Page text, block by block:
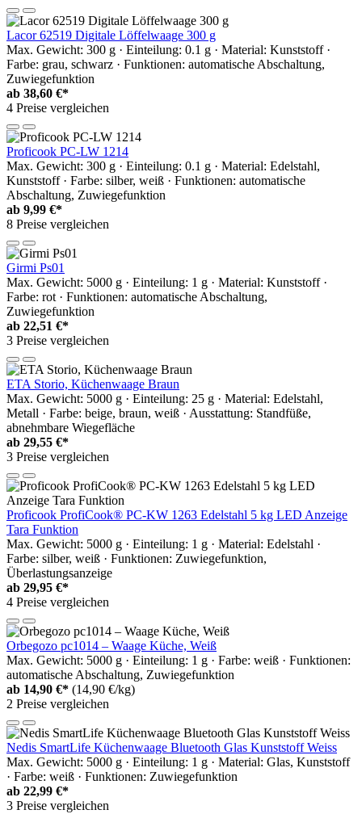
Lacor 62519 Digitale Löffelwaage 300 g
Max. Gewicht: 300 g · Einteilung: 0.1 g · Material: Kunststoff ·
Farbe: grau, schwarz · Funktionen: automatische Abschaltung,
Zuwiegefunktion
ab 38,60 €*
4 Preise vergleichen
Proficook PC-LW 1214
Max. Gewicht: 300 g · Einteilung: 0.1 g · Material: Edelstahl,
Kunststoff · Farbe: silber, weiß · Funktionen: automatische
Abschaltung, Zuwiegefunktion
ab 9,99 €*
8 Preise vergleichen
Girmi Ps01
Max. Gewicht: 5000 g · Einteilung: 1 g · Material: Kunststoff ·
Farbe: rot · Funktionen: automatische Abschaltung,
Zuwiegefunktion
ab 22,51 €*
3 Preise vergleichen
ETA Storio, Küchenwaage Braun
Max. Gewicht: 5000 g · Einteilung: 25 g · Material: Edelstahl,
Metall · Farbe: beige, braun, weiß · Ausstattung: Standfüße,
abnehmbare Wiegefläche
ab 29,55 €*
3 Preise vergleichen
Proficook ProfiCook® PC-KW 1263 Edelstahl 5 kg LED Anzeige
Tara Funktion
Max. Gewicht: 5000 g · Einteilung: 1 g · Material: Edelstahl ·
Farbe: silber, weiß · Funktionen: Zuwiegefunktion,
Überlastungsanzeige
ab 29,95 €*
4 Preise vergleichen
Orbegozo pc1014 – Waage Küche, Weiß
Max. Gewicht: 5000 g · Einteilung: 1 g · Farbe: weiß · Funktionen:
automatische Abschaltung, Zuwiegefunktion
ab 14,90 €* (14,90 €/kg)
2 Preise vergleichen
Nedis SmartLife Küchenwaage Bluetooth Glas Kunststoff Weiss
Max. Gewicht: 5000 g · Einteilung: 1 g · Material: Glas, Kunststoff
· Farbe: weiß · Funktionen: Zuwiegefunktion
ab 22,99 €*
3 Preise vergleichen